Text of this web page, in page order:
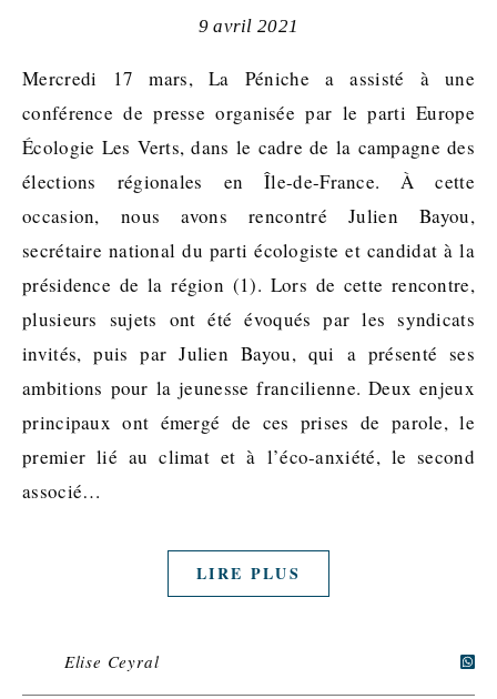
9 avril 2021
Mercredi 17 mars, La Péniche a assisté à une
conférence de presse organisée par le parti Europe
Écologie Les Verts, dans le cadre de la campagne des
élections régionales en Île-de-France. À cette
occasion, nous avons rencontré Julien Bayou,
secrétaire national du parti écologiste et candidat à la
présidence de la région (1). Lors de cette rencontre,
plusieurs sujets ont été évoqués par les syndicats
invités, puis par Julien Bayou, qui a présenté ses
ambitions pour la jeunesse francilienne. Deux enjeux
principaux ont émergé de ces prises de parole, le
premier lié au climat et à l’éco-anxiété, le second
associé…
LIRE PLUS
Elise Ceyral